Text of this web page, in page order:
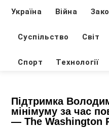
Україна Війна
Суспільство Світ
Спорт Технології
Підтримка
мінімуму за час
— The Washington